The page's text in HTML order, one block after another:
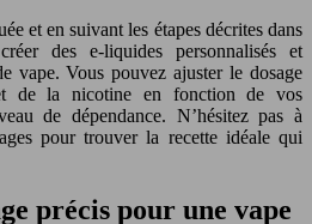
et en suivant les étapes décrites dans
des e-liquides personnalisés et
vape. Vous pouvez ajuster le dosage
de la nicotine en fonction de vos
de dépendance. N’hésitez pas à
pour trouver la recette idéale qui
précis pour une vape